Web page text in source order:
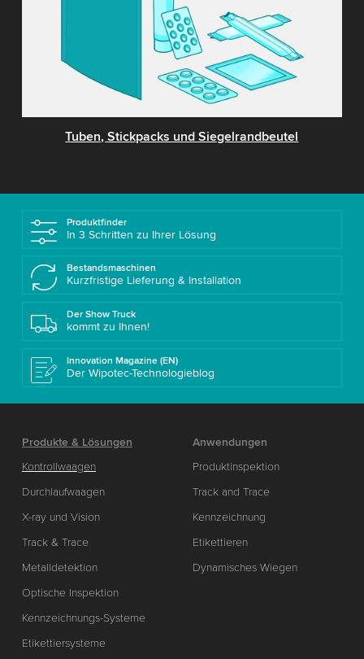
Tuben, Stickpacks und Siegelrandbeutel
Produktfinder
In 3 Schritten zu Ihrer Lösung
Bestandsmaschinen
Kurzfristige Lieferung & Installation
Der Show Truck
kommt zu Ihnen!
Innovation Magazine (EN)
Der Wipotec-Technologieblog
Produkte & Lösungen
Kontrollwaagen
Durchlaufwaagen
X-ray und Vision
Track & Trace
Metalldetektion
Optische Inspektion
Kennzeichnungs-Systeme
Etikettiersysteme
Anwendungen
Produktinspektion
Track and Trace
Kennzeichnung
Etikettieren
Dynamisches Wiegen